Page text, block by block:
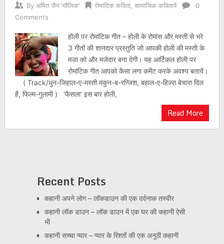
By अमित जैन 'मौलिक' रोमांटिक कविता, सामाजिक कवितायें
0
Comments
होली पर रोमांटिक गीत – होली के रोमांस और मस्ती से भरे
3 गीतों की शानदार प्रस्तुति जो आपकी होली की मस्ती के
मज़ा को और मजेदार बना देगी। यह आर्टिकल होली पर
रोमांटिक गीत आपको कैसा लगा कमेंट करके अवश्य बतायें।
( Track/धुन-जिहाल-ए-मस्ती मकुन-ब-रन्जिश, बहाल-ए-हिज़्रा बेचारा दिल
है, फिल्म-गुलामी ) ‘फैसला’ इस बार होली,
Read More
Recent Posts
कहानी अपने लोग – लॉकडाउन की एक दर्दनाक तस्वीर
कहानी लॉक डाउन – लॉक डाउन में एक घर की कहानी ऐसी
भी
कहानी सच्चा प्यार – प्यार के रिश्तों की एक अनूठी कहानी